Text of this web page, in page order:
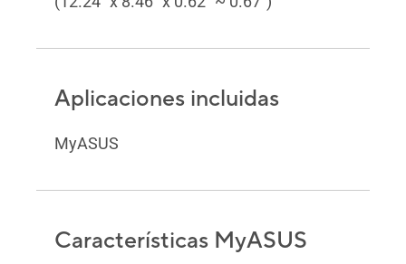
Aplicaciones incluidas
MyASUS
Características MyASUS